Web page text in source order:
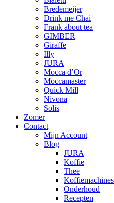
Bredemeijer
Drink me Chai
Frank about tea
GIMBER
Giraffe
Illy
JURA
Mocca d’Or
Moccamaster
Quick Mill
Nivona
Solis
Zomer
Contact
Mijn Account
Blog
JURA
Koffie
Thee
Koffiemachines
Onderhoud
Recepten